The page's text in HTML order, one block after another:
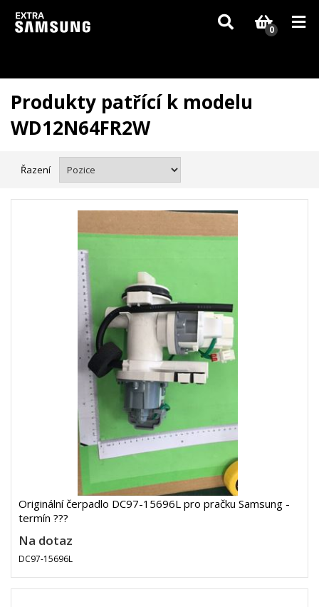
Vzhledem k aktuální situaci se může dodání dílů, které nejsou skladem,
zpozdit. Děkujeme za pochopení.
0
Produkty patřící k modelu
WD12N64FR2W
Řazení
Originální čerpadlo DC97-15696L pro pračku Samsung -
termín ???
Na dotaz
DC97-15696L